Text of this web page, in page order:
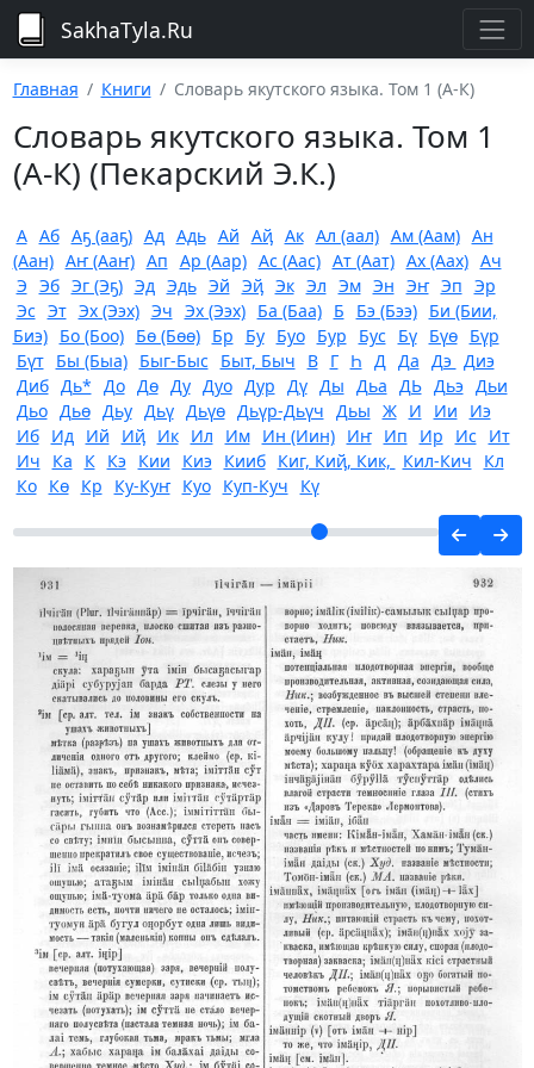
SakhaTyla.Ru
Главная Книги Словарь якутского языка. Том 1 (А-К)
Словарь якутского языка. Том 1
(А-К) (Пекарский Э.К.)
А Аб Аҕ (ааҕ) Ад Адь Ай Аҋ Ак Ал (аал) Ам (Аам) Ан
(Аан) Аҥ (Ааҥ) Ап Ар (Аар) Ас (Аас) Ат (Аат) Ах (Аах) Ач
Э Эб Эг (Эҕ) Эд Эдь Эй Эҋ Эк Эл Эм Эн Эҥ Эп Эр
Эс Эт Эх (Ээх) Эч Эх (Ээх) Ба (Баа) Б Бэ (Бээ)
Би (Бии,
Биэ)
Бо (Боо) Бө (Бөө) Бр Бу Буо Бур Бус Бү Бүө
Бүр
Бүт
Бы (Быа) Быг-Быс Быт, Быч В Г Һ Д Да Дэ Диэ
Диб Дь* До Дө Ду Дуо Дур Дү Ды Дьа ДЬ Дьэ Дьи
Дьо Дьө Дьу Дьү Дьүө Дьүр-Дьүч Дьы Ж И Ии
Иэ
Иб
Ид Ий Иҋ Ик Ил Им Ин (Иин) Иҥ Ип Ир Ис
Ит
Ич
Ка К Кэ Кии Киэ Кииб Киг, Киҋ, Кик, Кил-Кич
Кл
Ко
Кө Кр Ку-Куҥ Куо Куп-Куч Кү